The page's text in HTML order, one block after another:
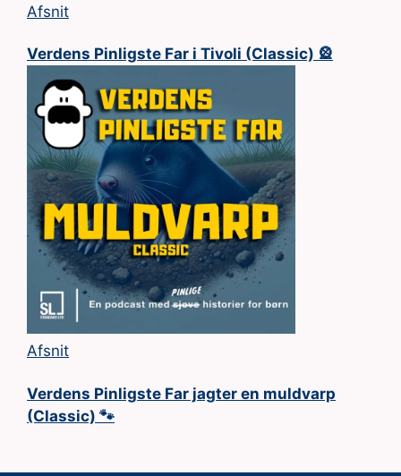
Afsnit
Verdens Pinligste Far i Tivoli (Classic) 🎡
Afsnit
Verdens Pinligste Far jagter en muldvarp
(Classic) 🐾